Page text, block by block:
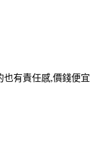
有責任感,價錢便宜